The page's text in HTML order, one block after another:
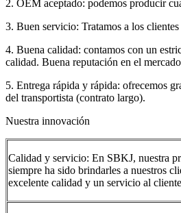
2. OEM aceptado: podemos producir
3. Buen servicio: Tratamos a los
4. Buena calidad: contamos con un
calidad. Buena reputación en el
5. Entrega rápida y rápida: ofrecemos
del transportista (contrato largo).
Nuestra innovación
Calidad y servicio: En SBKJ, nuestra
siempre ha sido brindarles a nuestros
excelente calidad y un servicio al